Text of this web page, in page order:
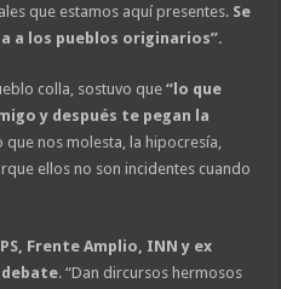
que estamos aquí presentes. Se
a los pueblos originarios”.
colla, sostuvo que“lo que
y después te pegan la
que nos molesta, la hipocresía,
ellos no son incidentes cuando
PS, Frente Amplio, INN y ex
. “Dan dircursos hermosos